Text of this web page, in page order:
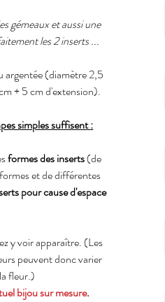
gémeaux et aussi une
les 2 inserts ...
argentée (diamètre 2,5
+ 5 cm d'extension).
simples suffisent :
formes des inserts(de
et de différentes
pour cause d'espace
y voir apparaître. (Les
peuvent donc varier
fleur.)
bijou sur mesure.